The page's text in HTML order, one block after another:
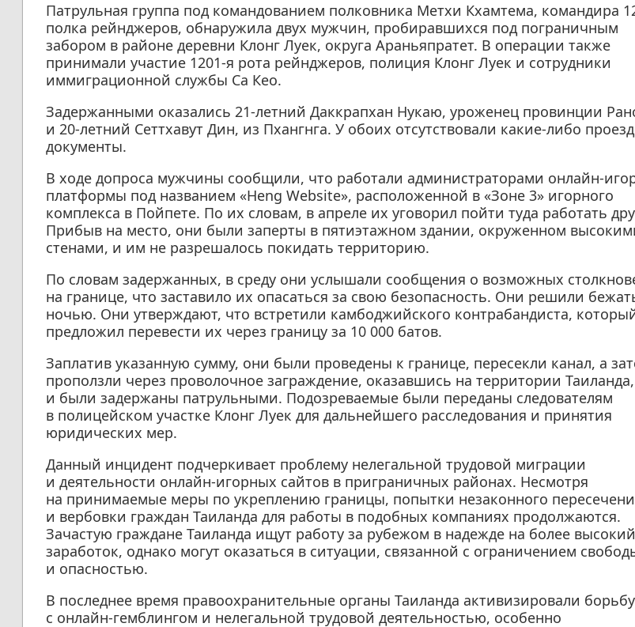
Патрульная группа под командованием полковника Метхи Кхамтема, командира
полка рейнджеров, обнаружила двух мужчин, пробиравшихся под пограничным
забором в районе деревни Клонг Луек, округа Араньяпратет. В операции также
принимали участие 1201-я рота рейнджеров, полиция Клонг Луек и сотрудники
иммиграционной службы Са Кео.
Задержанными оказались 21-летний Даккрапхан Нукаю, уроженец провинции
и 20-летний Сеттхавут Дин, из Пхангнга. У обоих отсутствовали какие-либо
документы.
В ходе допроса мужчины сообщили, что работали администраторами онлайн-
платформы под названием «Heng Website», расположенной в «Зоне 3» игорного
комплекса в Пойпете. По их словам, в апреле их уговорил пойти туда работать
Прибыв на место, они были заперты в пятиэтажном здании, окруженном
стенами, и им не разрешалось покидать территорию.
По словам задержанных, в среду они услышали сообщения о возможных
на границе, что заставило их опасаться за свою безопасность. Они решили
ночью. Они утверждают, что встретили камбоджийского контрабандиста,
предложил перевести их через границу за 10 000 батов.
Заплатив указанную сумму, они были проведены к границе, пересекли канал, а
проползли через проволочное заграждение, оказавшись на территории Таиланда,
и были задержаны патрульными. Подозреваемые были переданы следователям
в полицейском участке Клонг Луек для дальнейшего расследования и принятия
юридических мер.
Данный инцидент подчеркивает проблему нелегальной трудовой миграции
и деятельности онлайн-игорных сайтов в приграничных районах. Несмотря
на принимаемые меры по укреплению границы, попытки незаконного
и вербовки граждан Таиланда для работы в подобных компаниях продолжаются.
Зачастую граждане Таиланда ищут работу за рубежом в надежде на более высокий
заработок, однако могут оказаться в ситуации, связанной с ограничением
и опасностью.
В последнее время правоохранительные органы Таиланда активизировали борьбу
с онлайн-гемблингом и нелегальной трудовой деятельностью, особенно